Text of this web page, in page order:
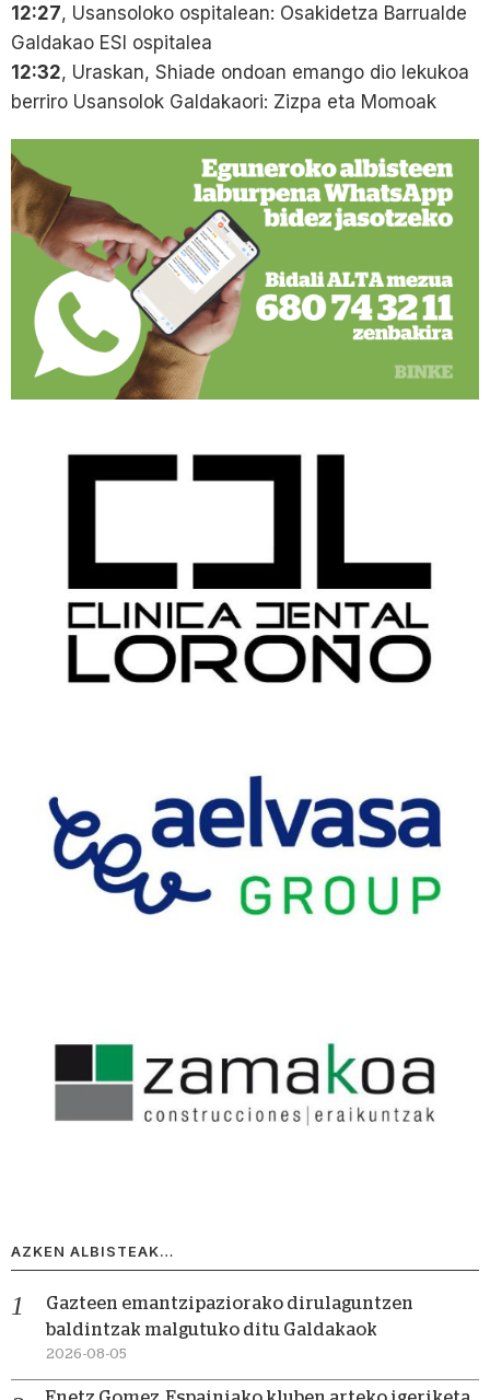
12:27, Usansoloko ospitalean: Osakidetza Barrualde
Galdakao ESI ospitalea
12:32, Uraskan, Shiade ondoan emango dio lekukoa
berriro Usansolok Galdakaori: Zizpa eta Momoak
AZKEN ALBISTEAK…
Gazteen emantzipaziorako dirulaguntzen
baldintzak malgutuko ditu Galdakaok
2026-08-05